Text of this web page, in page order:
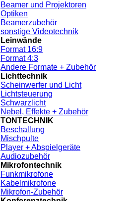
Beamer und Projektoren
Optiken
Beamerzubehör
sonstige Videotechnik
Leinwände
Format 16:9
Format 4:3
Andere Formate + Zubehör
Lichttechnik
Scheinwerfer und Licht
Lichtsteuerung
Schwarzlicht
Nebel, Effekte + Zubehör
TONTECHNIK
Beschallung
Mischpulte
Player + Abspielgeräte
Audiozubehör
Mikrofontechnik
Funkmikrofone
Kabelmikrofone
Mikrofon-Zubehör